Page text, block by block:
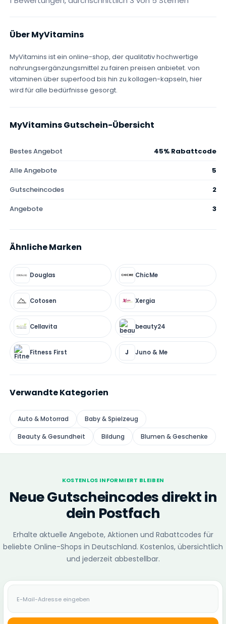
Über MyVitamins
MyVitamins ist ein online-shop, der qualitativ hochwertige
nahrungsergänzungsmittel zu fairen preisen anbietet. von
vitaminen über superfood bis hin zu kollagen-kapseln, hier
wird für alle bedürfnisse gesorgt.
MyVitamins Gutschein-Übersicht
Bestes Angebot
45% Rabattcode
Alle Angebote
5
Gutscheincodes
2
Angebote
3
Ähnliche Marken
Douglas ChicMe
Cotosen Xergia
Cellavita beauty24
Fitness First J Juno & Me
Verwandte Kategorien
Auto & Motorrad Baby & Spielzeug
Beauty & Gesundheit Bildung Blumen & Geschenke
KOSTENLOS INFORMIERT BLEIBEN
Neue Gutscheincodes direkt in
dein Postfach
Erhalte aktuelle Angebote, Aktionen und Rabattcodes für
beliebte Online-Shops in Deutschland. Kostenlos, übersichtlich
und jederzeit abbestellbar.
E-Mail-Adresse